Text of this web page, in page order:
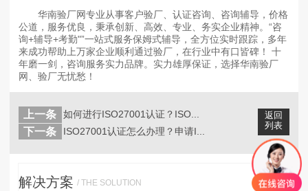
华南验厂网专业从事客户验厂、认证咨询、咨询辅导，价格
公道，服务优良，秉承创新、高效、专业、务实企业精神。“咨
询+辅导+考勤"”一站式服务保姆式辅导，全方位实时跟踪，多年
来成功帮助上万家企业顺利通过验厂，在行业中有口皆碑！ 十
年磨一剑，咨询服务实力品牌。实力雄厚保证，选择华南验厂
网、验厂无忧愁！
返回
列表
上一条 如何进行ISO27001认证？ISO...
下一条 ISO27001认证怎么办理？申请I...
解决方案 / THE SOLUTION